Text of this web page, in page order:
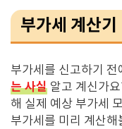
부가세 계산기
부가세를 신고하기 전
는 사실 알고 계신가
해 실제 예상 부가세
부가세를 미리 계산